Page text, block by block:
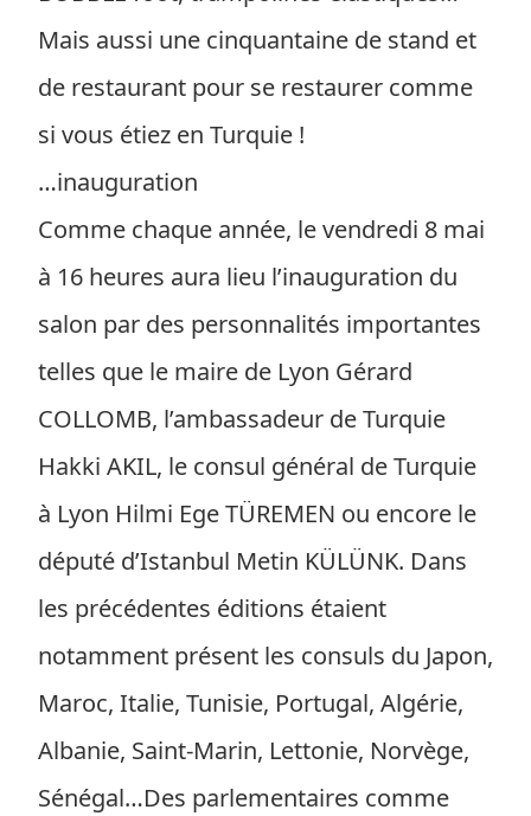
Mais aussi une cinquantaine de stand et
de restaurant pour se restaurer comme
si vous étiez en Turquie !
…inauguration
Comme chaque année, le vendredi 8 mai
à 16 heures aura lieu l’inauguration du
salon par des personnalités importantes
telles que le maire de Lyon Gérard
COLLOMB, l’ambassadeur de Turquie
Hakki AKIL, le consul général de Turquie
à Lyon Hilmi Ege TÜREMEN ou encore le
député d’Istanbul Metin KÜLÜNK. Dans
les précédentes éditions étaient
notamment présent les consuls du Japon,
Maroc, Italie, Tunisie, Portugal, Algérie,
Albanie, Saint-Marin, Lettonie, Norvège,
Sénégal…Des parlementaires comme